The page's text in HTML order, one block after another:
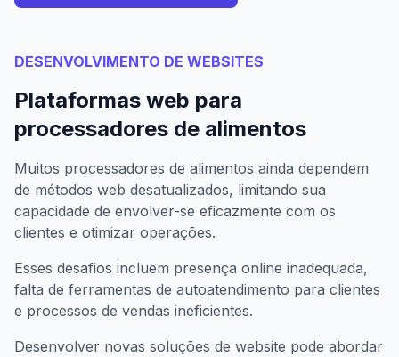
DESENVOLVIMENTO DE WEBSITES
Plataformas web para
processadores de alimentos
Muitos processadores de alimentos ainda dependem
de métodos web desatualizados, limitando sua
capacidade de envolver-se eficazmente com os
clientes e otimizar operações.
Esses desafios incluem presença online inadequada,
falta de ferramentas de autoatendimento para clientes
e processos de vendas ineficientes.
Desenvolver novas soluções de website pode abordar